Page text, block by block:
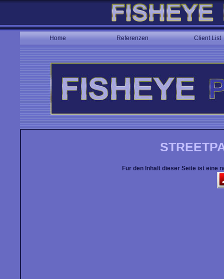
Home Referenzen Client List
Für den Inhalt dieser Seite ist eine